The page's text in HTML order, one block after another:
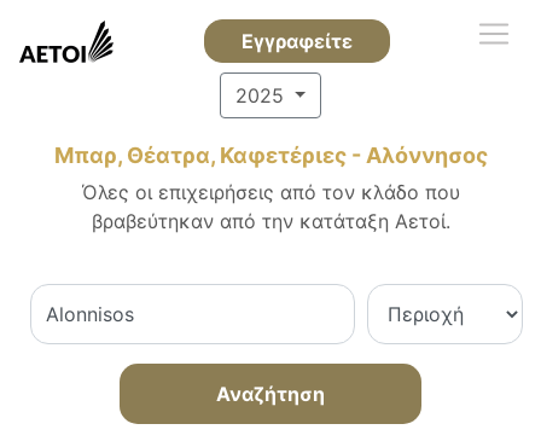
Εγγραφείτε
2025
Μπαρ, Θέατρα, Καφετέριες - Αλόννησος
Όλες οι επιχειρήσεις από τον κλάδο που
βραβεύτηκαν από την κατάταξη Αετοί.
Αναζήτηση